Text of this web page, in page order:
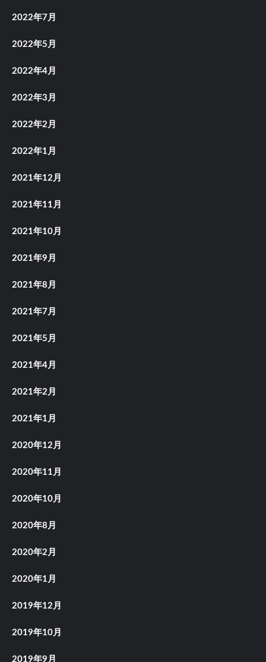
2022年7月
2022年5月
2022年4月
2022年3月
2022年2月
2022年1月
2021年12月
2021年11月
2021年10月
2021年9月
2021年8月
2021年7月
2021年5月
2021年4月
2021年2月
2021年1月
2020年12月
2020年11月
2020年10月
2020年8月
2020年2月
2020年1月
2019年12月
2019年10月
2019年9月